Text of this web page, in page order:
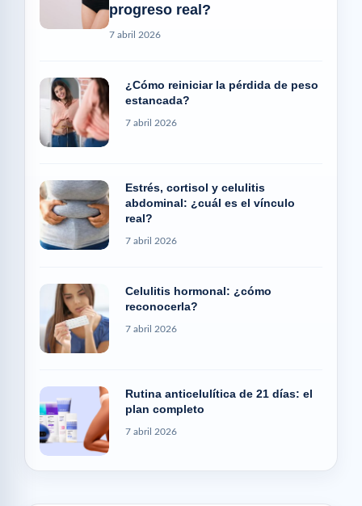
progreso real?
7 abril 2026
¿Cómo reiniciar la pérdida de peso
estancada?
7 abril 2026
Estrés, cortisol y celulitis
abdominal: ¿cuál es el vínculo
real?
7 abril 2026
Celulitis hormonal: ¿cómo
reconocerla?
7 abril 2026
Rutina anticelulítica de 21 días: el
plan completo
7 abril 2026